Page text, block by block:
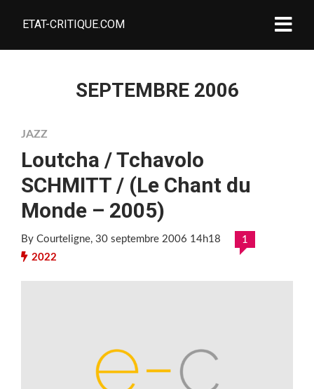
ETAT-CRITIQUE.COM
SEPTEMBRE 2006
JAZZ
Loutcha / Tchavolo
SCHMITT / (Le Chant du
Monde – 2005)
By Courteligne, 30 septembre 2006 14h18
1
2022